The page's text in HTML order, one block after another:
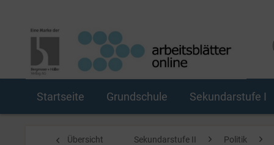
Startseite Grundschule Sekundarstufe I
Übersicht Sekundarstufe II Politik